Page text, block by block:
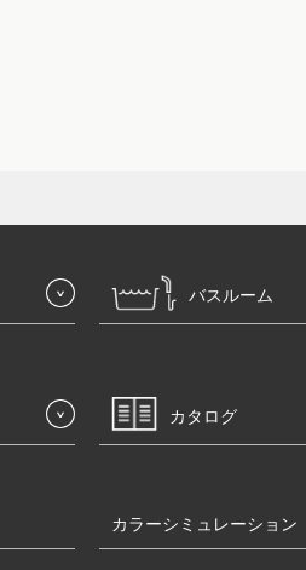
バスルーム
カタログ
カラーシミュレーション